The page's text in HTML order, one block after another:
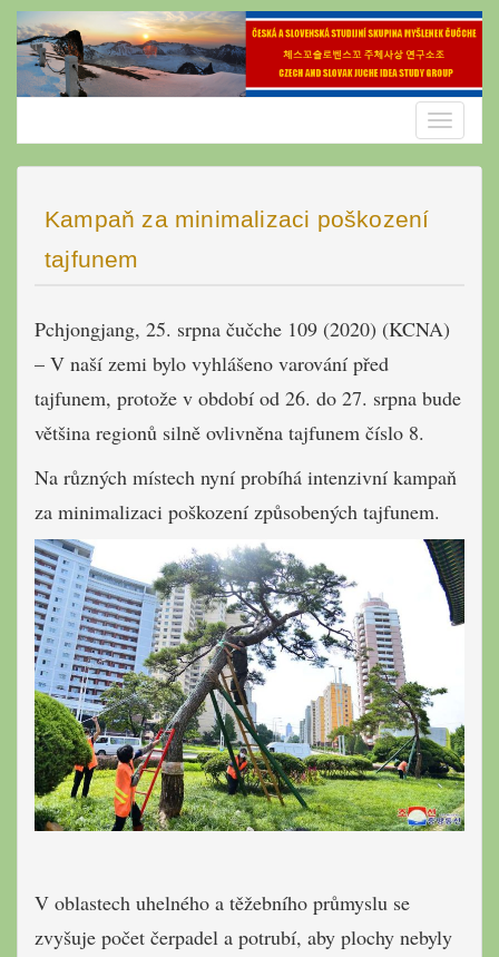
Skip
content
Toggle
Kampaň za minimalizaci poškození
tajfunem
Pchjongjang, 25. srpna čučche 109 (2020) (KCNA)
– V naší zemi bylo vyhlášeno varování před
tajfunem, protože v období od 26. do 27. srpna bude
většina regionů silně ovlivněna tajfunem číslo 8.
Na různých místech nyní probíhá intenzivní kampaň
za minimalizaci poškození způsobených tajfunem.
V oblastech uhelného a těžebního průmyslu se
zvyšuje počet čerpadel a potrubí, aby plochy nebyly